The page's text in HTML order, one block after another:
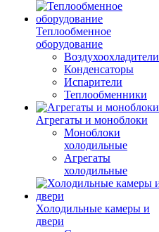
Теплообменное
оборудование
Воздухоохладители
Конденсаторы
Испарители
Теплообменники
Агрегаты и моноблоки
Моноблоки
холодильные
Агрегаты
холодильные
Холодильные камеры и
двери